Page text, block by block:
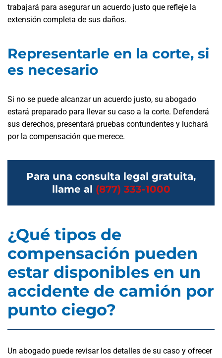
trabajará para asegurar un acuerdo justo que refleje la
extensión completa de sus daños.
Representarle en la corte, si
es necesario
Si no se puede alcanzar un acuerdo justo, su abogado
estará preparado para llevar su caso a la corte. Defenderá
sus derechos, presentará pruebas contundentes y luchará
por la compensación que merece.
Para una consulta legal gratuita,
llame al (877) 333-1000
¿Qué tipos de
compensación pueden
estar disponibles en un
accidente de camión por
punto ciego?
Un abogado puede revisar los detalles de su caso y ofrecer